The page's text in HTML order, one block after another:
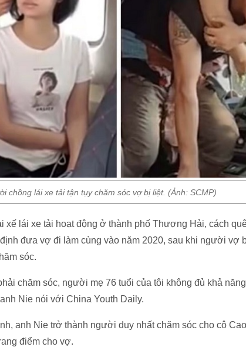
chồng lái xe tải tận tụy chăm sóc vợ bị liệt. (Ảnh: SCMP)
xế lái xe tải hoạt động ở thành phố Thượng Hải, cách
đưa vợ đi làm cùng vào năm 2020, sau khi người vợ
sóc.
chăm sóc, người mẹ 76 tuổi của tôi không đủ khả
Nie nói với China Youth Daily.
anh Nie trở thành người duy nhất chăm sóc cho cô
điểm cho vợ.